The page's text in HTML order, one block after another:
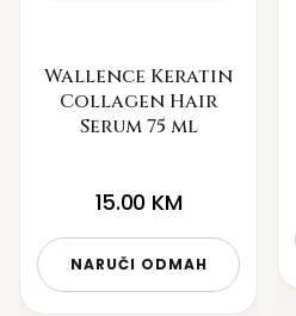
Wallence Keratin
Collagen Hair
Serum 75 ml
15.00 KM
NARUČI ODMAH